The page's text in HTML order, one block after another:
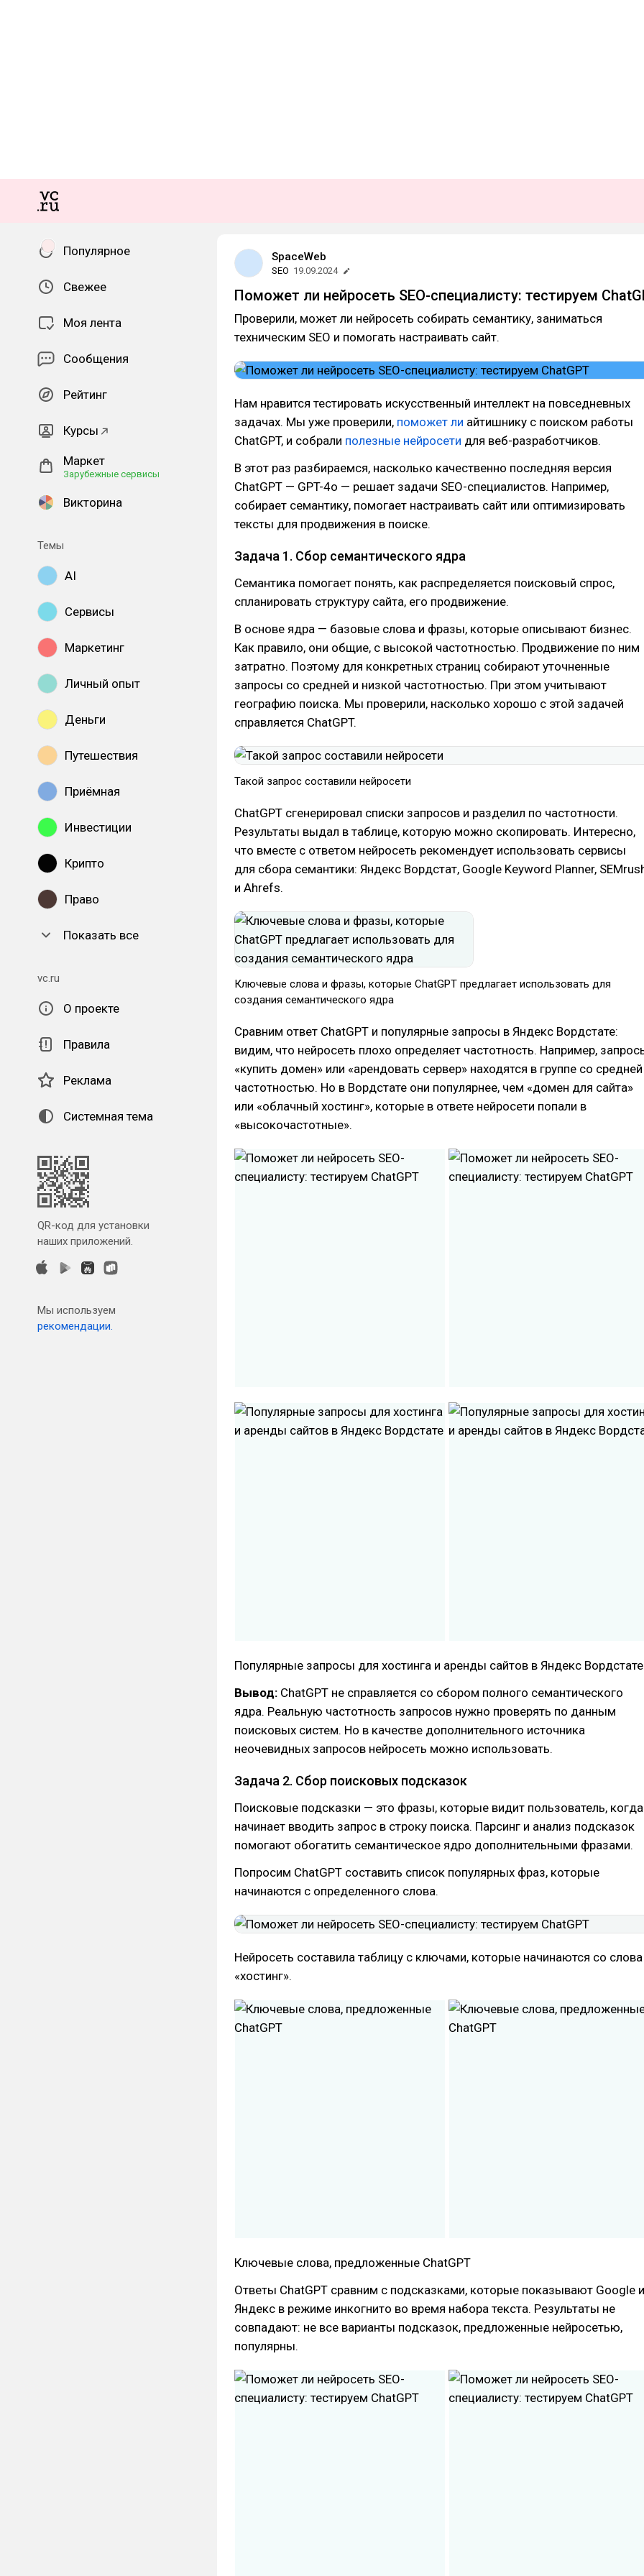
Популярное
Свежее
Моя лента
Сообщения
Рейтинг
Курсы
Маркет
Зарубежные сервисы
Викторина
Темы
AI
Сервисы
Маркетинг
Личный опыт
Деньги
Путешествия
Приёмная
Инвестиции
Крипто
Право
Показать все
vc.ru
О проекте
Правила
Реклама
Системная тема
QR-код для установки
наших приложений.
Мы используем
рекомендации.
SpaceWeb
SEO 19.09.2024
Поможет ли нейросеть SEO-специалисту: тестируем
Проверили, может ли нейросеть собирать семантику, заниматься
техническим SEO и помогать настраивать сайт.
Нам нравится тестировать искусственный интеллект на повседневных
задачах. Мы уже проверили, поможет ли айтишнику с поиском работы
ChatGPT, и собрали полезные нейросети для веб-разработчиков.
В этот раз разбираемся, насколько качественно последняя версия
ChatGPT — GPT-4o — решает задачи SEO-специалистов. Например,
собирает семантику, помогает настраивать сайт или оптимизировать
тексты для продвижения в поиске.
Задача 1. Сбор семантического ядра
Семантика помогает понять, как распределяется поисковый спрос,
спланировать структуру сайта, его продвижение.
В основе ядра — базовые слова и фразы, которые описывают бизнес.
Как правило, они общие, с высокой частотностью. Продвижение по ним
затратно. Поэтому для конкретных страниц собирают уточненные
запросы со средней и низкой частотностью. При этом учитывают
географию поиска. Мы проверили, насколько хорошо с этой задачей
справляется ChatGPT.
Такой запрос составили нейросети
ChatGPT сгенерировал списки запросов и разделил по частотности.
Результаты выдал в таблице, которую можно скопировать. Интересно,
что вместе с ответом нейросеть рекомендует использовать сервисы
для сбора семантики: Яндекс Вордстат, Google Keyword Planner,
и Ahrefs.
Ключевые слова и фразы, которые ChatGPT предлагает использовать для
создания семантического ядра
Сравним ответ ChatGPT и популярные запросы в Яндекс Вордстате:
видим, что нейросеть плохо определяет частотность. Например,
«купить домен» или «арендовать сервер» находятся в группе со средней
частотностью. Но в Вордстате они популярнее, чем «домен для сайта»
или «облачный хостинг», которые в ответе нейросети попали в
«высокочастотные».
Популярные запросы для хостинга и аренды сайтов в Яндекс Вордстате
Вывод: ChatGPT не справляется со сбором полного семантического
ядра. Реальную частотность запросов нужно проверять по данным
поисковых систем. Но в качестве дополнительного источника
неочевидных запросов нейросеть можно использовать.
Задача 2. Сбор поисковых подсказок
Поисковые подсказки — это фразы, которые видит пользователь, когда
начинает вводить запрос в строку поиска. Парсинг и анализ подсказок
помогают обогатить семантическое ядро дополнительными фразами.
Попросим ChatGPT составить список популярных фраз, которые
начинаются с определенного слова.
Нейросеть составила таблицу с ключами, которые начинаются со слова
«хостинг».
Ключевые слова, предложенные ChatGPT
Ответы ChatGPT сравним с подсказками, которые показывают Google и
Яндекс в режиме инкогнито во время набора текста. Результаты не
совпадают: не все варианты подсказок, предложенные нейросетью,
популярны.